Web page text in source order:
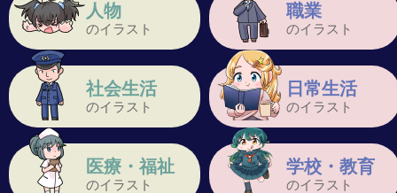
人物
のイラスト
職業
のイラスト
社会生活
のイラスト
日常生活
のイラスト
医療・福祉
のイラスト
学校・教育
のイラスト